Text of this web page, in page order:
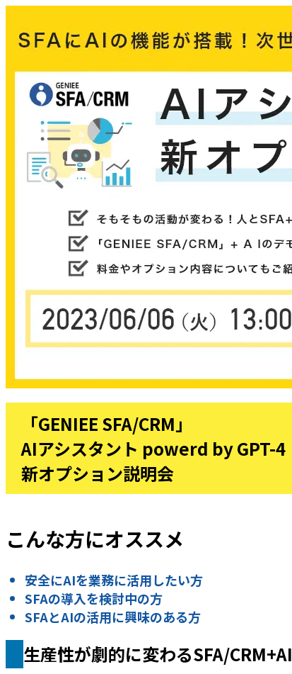
「GENIEE SFA/CRM」
AIアシスタント powerd by GPT-4
新オプション説明会
こんな方にオススメ
安全にAIを業務に活用したい方
SFAの導入を検討中の方
SFAとAIの活用に興味のある方
生産性が劇的に変わるSFA/CRM+AI